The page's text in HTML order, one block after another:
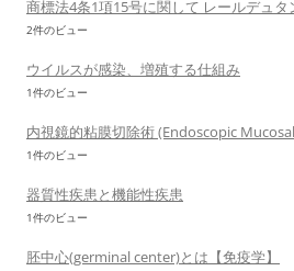
商標法4条1項15号に関して レールデュタ
2件のビュー
ウイルスが感染、増殖する仕組み
1件のビュー
内視鏡的粘膜切除術 (Endoscopic
1件のビュー
器質性疾患と機能性疾患
1件のビュー
胚中心(germinal center)とは【免疫学】